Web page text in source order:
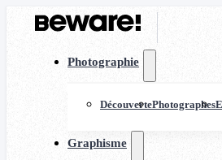
Photographie
DécouvertePhotographes
Graphisme